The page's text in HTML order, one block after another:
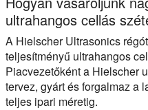
ultrahangos cellás
A Hielscher Ultrasonics
teljesítményű ultrahangos
Piacvezetőként a Hielscher
tervez, gyárt és forgalmaz a
teljes ipari méretig.